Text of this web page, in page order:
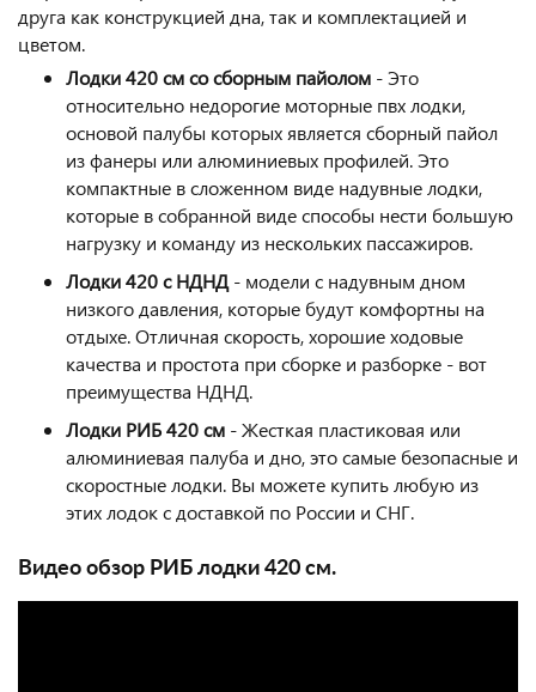
друга как конструкцией дна, так и комплектацией и
цветом.
Лодки 420 см со сборным пайолом - Это
относительно недорогие моторные пвх лодки,
основой палубы которых является сборный пайол
из фанеры или алюминиевых профилей. Это
компактные в сложенном виде надувные лодки,
которые в собранной виде способы нести большую
нагрузку и команду из нескольких пассажиров.
Лодки 420 с НДНД- модели с надувным дном
низкого давления, которые будут комфортны на
отдыхе. Отличная скорость, хорошие ходовые
качества и простота при сборке и разборке - вот
преимущества НДНД.
Лодки РИБ 420 см - Жесткая пластиковая или
алюминиевая палуба и дно, это самые безопасные и
скоростные лодки. Вы можете купить любую из
этих лодок с доставкой по России и СНГ.
Видео обзор РИБ лодки 420 см.